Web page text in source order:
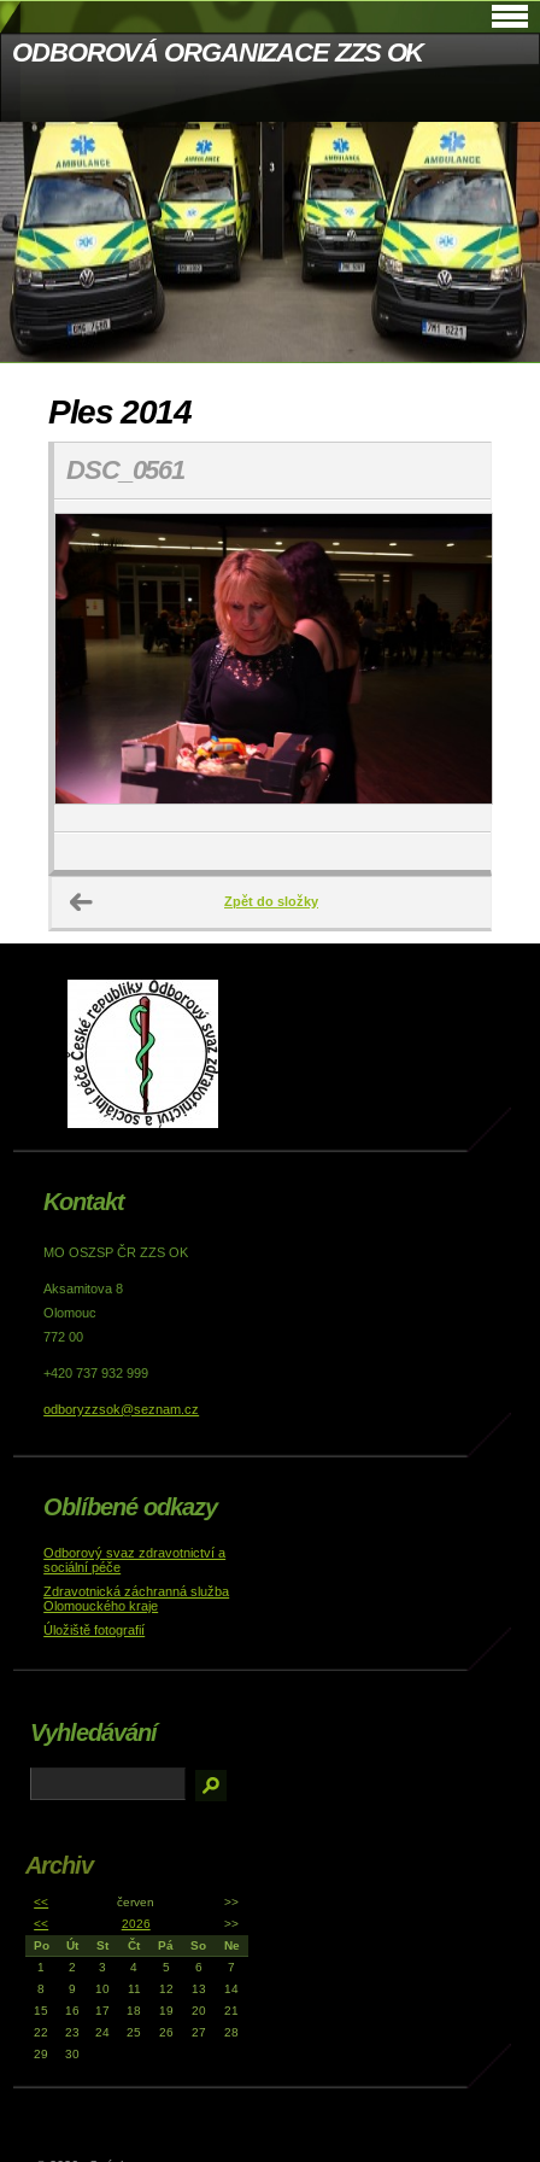
ODBOROVÁ ORGANIZACE ZZS OK
Ples 2014
DSC_0561
Zpět do složky
Kontakt
MO OSZSP ČR ZZS OK
Aksamitova 8
Olomouc
772 00
+420 737 932 999
odboryzzsok@seznam.cz
Oblíbené odkazy
Odborový svaz zdravotnictví a
sociální péče
Zdravotnická záchranná služba
Olomouckého kraje
Úložiště fotografií
Vyhledávání
Archiv
<< červen
>>
<<
2026
>>
Po
Út St Čt Pá So
Ne
1
2 3 4 5 6
7
8
9 10 11 12 13
14
15
16 17 18 19 20
21
22
23 24 25 26 27
28
29
30